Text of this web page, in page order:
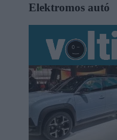
Elektromos autó